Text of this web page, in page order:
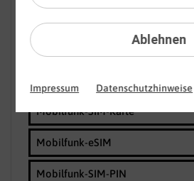
Mobilfunk-SIM-Karte
Mobilfunk-eSIM
Mobilfunk-SIM-PIN
Ablehnen
Impressum Datenschutzhinweise